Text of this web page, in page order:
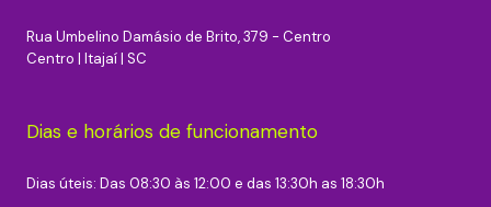
Rua Umbelino Damásio de Brito, 379 - Centro
Centro | Itajaí | SC
Dias e horários de funcionamento
Dias úteis: Das 08:30 às 12:00 e das 13:30h as 18:30h